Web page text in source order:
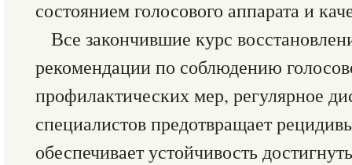
состоянием голосового аппарата и
Все закончившие курс
рекомендации по соблюдению
профилактических мер, регулярное
специалистов предотвращает
обеспечивает устойчивость